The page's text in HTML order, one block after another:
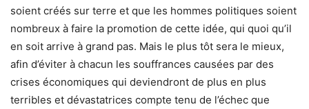
soient créés sur terre et que les hommes politiques soient
nombreux à faire la promotion de cette idée, qui quoi qu’il
en soit arrive à grand pas. Mais le plus tôt sera le mieux,
afin d’éviter à chacun les souffrances causées par des
crises économiques qui deviendront de plus en plus
terribles et dévastatrices compte tenu de l’échec que